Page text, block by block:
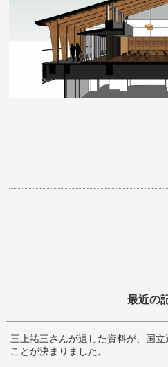
最近の
三上祐三さんが遺した資料が、国
ことが決まりました。